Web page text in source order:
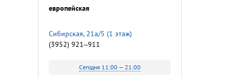
европейская
​Сибирская, 21а/5 (​1 этаж)
(3952) 921‒911
Сегодня 11:00 — 21:00